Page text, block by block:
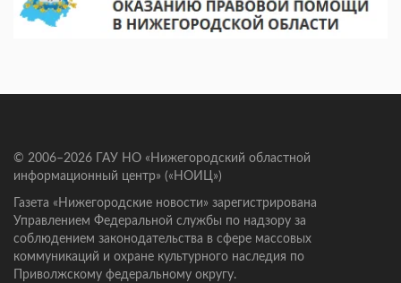
© 2006–2026 ГАУ НО «Нижегородский областной
информационный центр» («НОИЦ»)
Газета «Нижегородские новости» зарегистрирована
Управлением Федеральной службы по надзору за
соблюдением законодательства в сфере массовых
коммуникаций и охране культурного наследия по
Приволжскому федеральному округу.